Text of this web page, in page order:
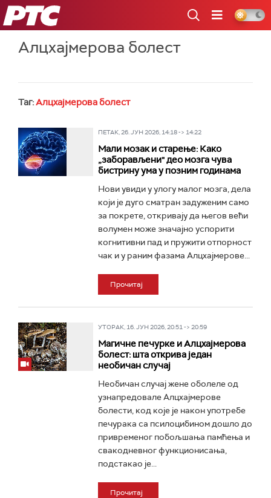
РТС
Алцхајмерова болест
Таг:Алцхајмерова болест
ПЕТАК, 26. ЈУН 2026, 14:18 -> 14:22
Мали мозак и старење: Како
„заборављени" део мозга чува
бистрину ума у позним годинама
Нови увиди у улогу малог мозга, дела
који је дуго сматран задуженим само
за покрете, откривају да његов већи
волумен може значајно успорити
когнитивни пад и пружити отпорност
чак и у раним фазама Алцхајмерове...
Прочитај
УТОРАК, 16. ЈУН 2026, 20:51 -> 20:59
Магичне печурке и Алцхајмерова
болест: шта открива један
необичан случај
Необичан случај жене оболеле од
узнапредовале Алцхајмерове
болести, код које је након употребе
печурака са псилоцибином дошло до
привременог побољшања памћења и
свакодневног функционисања,
подстакао је...
Прочитај